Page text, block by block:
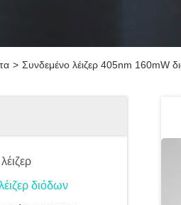
> Συνδεμένο λέιζερ 405nm 160mW
διόδων